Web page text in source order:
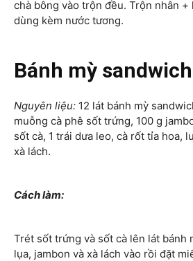
chà bông vào trộn đều. Trộn nhân +
dùng kèm nước tương.
Bánh mỳ sandwich
Nguyên liệu: 12 lát bánh mỳ
muỗng cà phê sốt trứng, 100 g
sốt cà, 1 trái dưa leo, cà rốt tỉa hoa,
xà lách.
Cách làm:
Trét sốt trứng và sốt cà lên lát bánh
lụa, jambon và xà lách vào rồi đặt